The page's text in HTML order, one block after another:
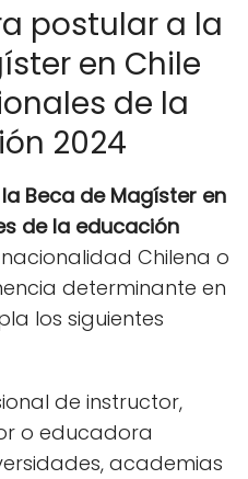
postular a la
en Chile
de la
2024
Beca de Magíster en
de la educación
Chilena o
determinante en
los siguientes
de instructor,
o educadora
academias